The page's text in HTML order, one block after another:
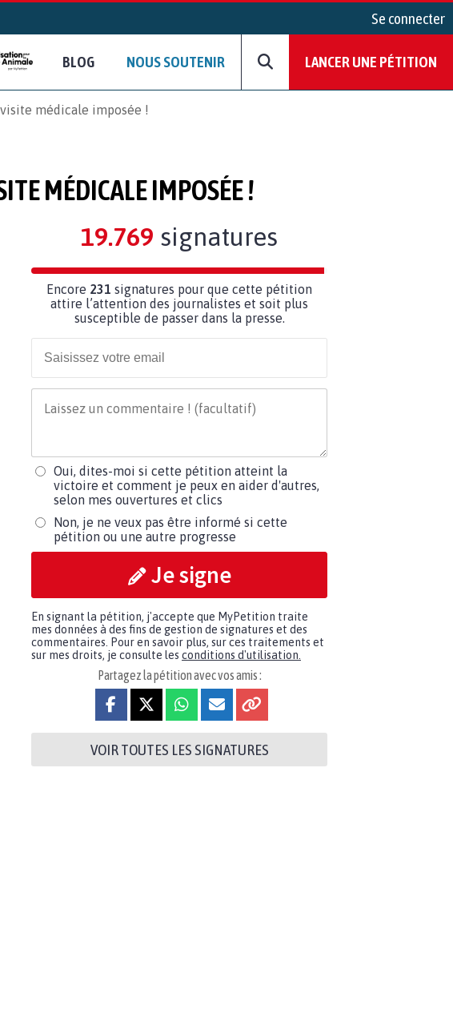
Se connecter
BLOG NOUS SOUTENIR LANCER UNE PÉTITION
médicale imposée !
MÉDICALE IMPOSÉE !
19.769 signatures
Encore 231 signatures pour que cette pétition
attire l’attention des journalistes et soit plus
susceptible de passer dans la presse.
Oui, dites-moi si cette pétition atteint la
victoire et comment je peux en aider d'autres,
selon mes ouvertures et clics
Non, je ne veux pas être informé si cette
pétition ou une autre progresse
Je signe
En signant la pétition, j'accepte que MyPetition traite
mes données à des fins de gestion de signatures et des
commentaires. Pour en savoir plus, sur ces traitements et
sur mes droits, je consulte les conditions d'utilisation.
Partagez la pétition avec vos amis :
VOIR TOUTES LES SIGNATURES